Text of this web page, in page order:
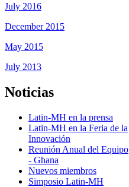
July 2016
December 2015
May 2015
July 2013
Noticias
Latin-MH en la prensa
Latin-MH en la Feria de la
Innovación
Reunión Anual del Equipo
- Ghana
Nuevos miembros
Simposio Latin-MH